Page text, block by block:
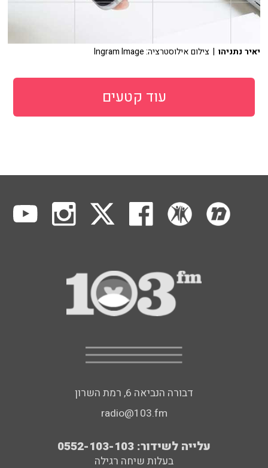
יאיר נתניהו | צילום אילוסטרציה: Ingram Image
עוד קטעים
דבורה הנביאה 6, רמת השרון
radio@103.fm
עלייה לשידור: 0552-103-103
בעלות שיחה רגילה